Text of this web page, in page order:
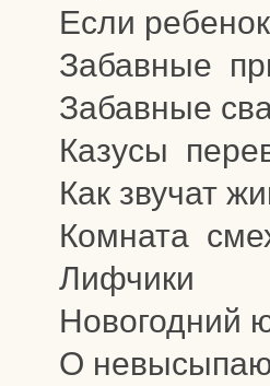
Если
Забавные
Забавные
Казусы
Как звучат
Комната
Лифчики
Новогодний
О